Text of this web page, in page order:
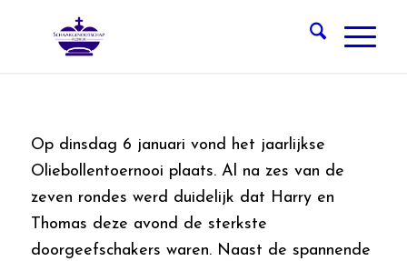
Op dinsdag 6 januari vond het jaarlijkse
Oliebollentoernooi plaats. Al na zes van de
zeven rondes werd duidelijk dat Harry en
Thomas deze avond de sterkste
doorgeefschakers waren. Naast de spannende